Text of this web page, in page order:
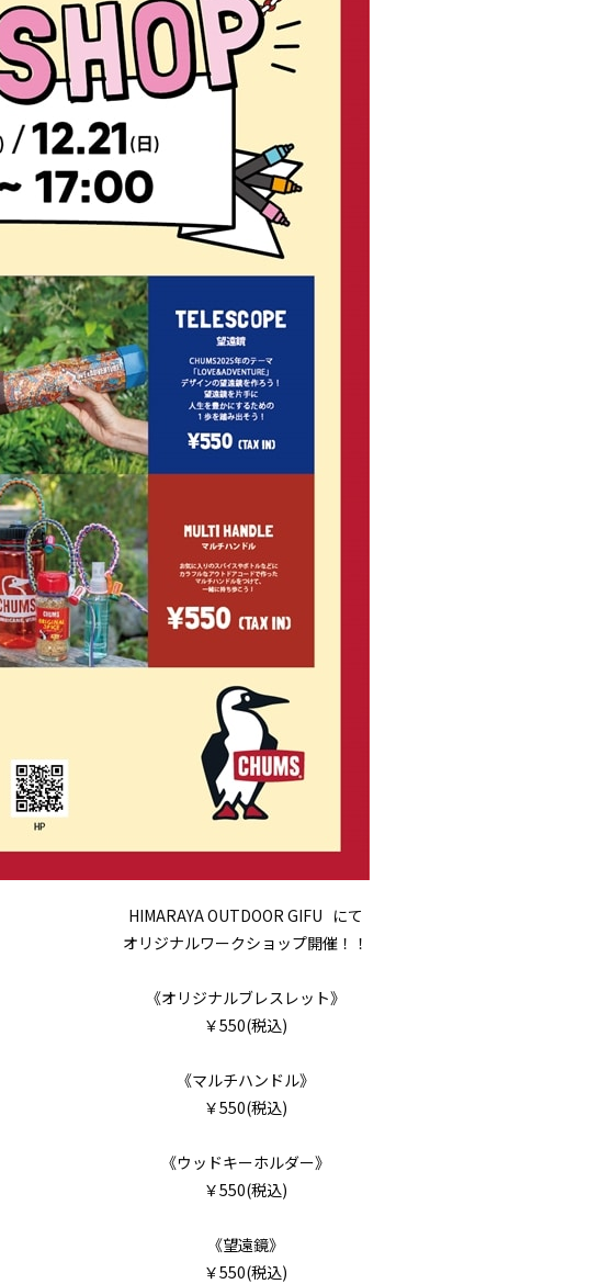
HIMARAYA OUTDOOR GIFU にて
オリジナルワークショップ開催！！
《オリジナルブレスレット》
￥550(税込)
《マルチハンドル》
￥550(税込)
《ウッドキーホルダー》
￥550(税込)
《望遠鏡》
￥550(税込)